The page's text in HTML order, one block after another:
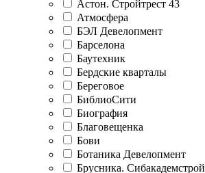
Астон. Стройтрест 43
Атмосфера
БЭЛ Девелопмент
Барселона
Баутехник
Бердские кварталы
Береговое
БиблиоСити
Биография
Благовещенка
Бови
Ботаника Девелопмент
Брусника. Сибакадемстрой